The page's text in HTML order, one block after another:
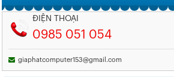
ĐIỆN THOẠI
0985 051 054
giaphatcomputer153@gmail.com